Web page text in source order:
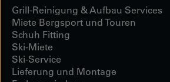
Grill-Reinigung & Aufbau Services
Miete Bergsport und Touren
Schuh Fitting
Ski-Miete
Ski-Service
Lieferung und Montage